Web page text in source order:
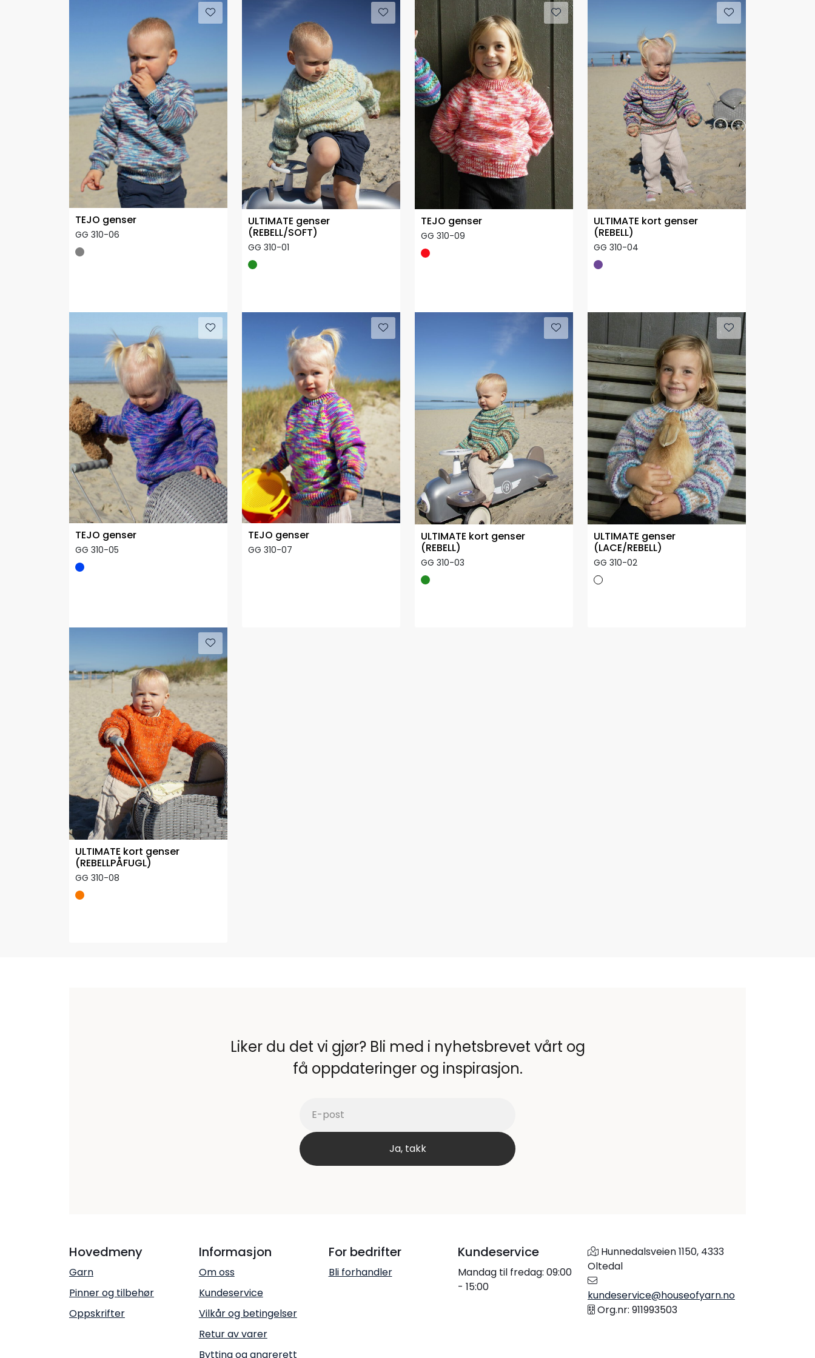
TEJO genser
GG 310-06
ULTIMATE genser
(REBELL/SOFT)
GG 310-01
TEJO genser
GG 310-09
ULTIMATE kort genser
(REBELL)
GG 310-04
TEJO genser
GG 310-05
TEJO genser
GG 310-07
ULTIMATE kort genser
(REBELL)
GG 310-03
ULTIMATE genser
(LACE/REBELL)
GG 310-02
ULTIMATE kort genser
(REBELLPÅFUGL)
GG 310-08
Liker du det vi gjør? Bli med i nyhetsbrevet vårt og
få oppdateringer og inspirasjon.
Hovedmeny
Garn
Pinner og tilbehør
Oppskrifter
Informasjon
Om oss
Kundeservice
Vilkår og betingelser
Retur av varer
Bytting og angrerett
For bedrifter
Bli forhandler
Kundeservice
Mandag til fredag: 09:00
- 15:00
Hunnedalsveien 1150, 4333
Oltedal
kundeservice@houseofyarn.no
Org.nr: 911993503